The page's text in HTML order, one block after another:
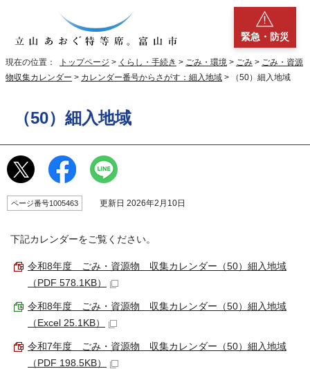
緊急・防災
現在の位置： トップページ > くらし・手続き > ごみ・環境 > ごみ > ごみ・資源
物収集カレンダー > カレンダー番号からさがす：細入地域 > （50）細入地域
（50）細入地域
ページ番号1005463 更新日 2026年2月10日
下記カレンダーをご覧ください。
令和8年度 ごみ・資源物 収集カレンダー（50）細入地域
（PDF 578.1KB）
令和8年度 ごみ・資源物 収集カレンダー（50）細入地域
（Excel 25.1KB）
令和7年度 ごみ・資源物 収集カレンダー（50）細入地域
（PDF 198.5KB）